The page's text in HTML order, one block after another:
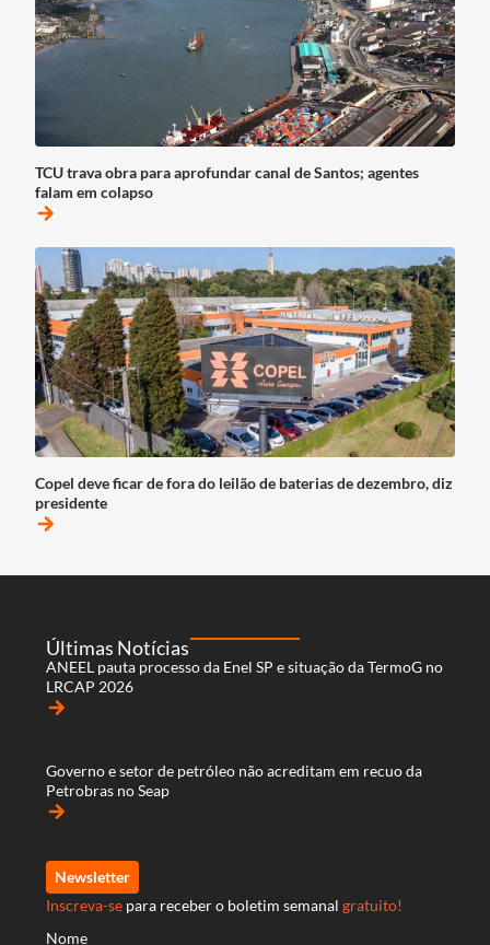
TCU trava obra para aprofundar canal de Santos; agentes
falam em colapso
arrow_forward
Copel deve ficar de fora do leilão de baterias de dezembro, diz
presidente
arrow_forward
Últimas Notícias
ANEEL pauta processo da Enel SP e situação da TermoG no
LRCAP 2026
arrow_forward
Governo e setor de petróleo não acreditam em recuo da
Petrobras no Seap
arrow_forward
Newsletter
Inscreva-se para receber o boletim semanal gratuito!
Nome